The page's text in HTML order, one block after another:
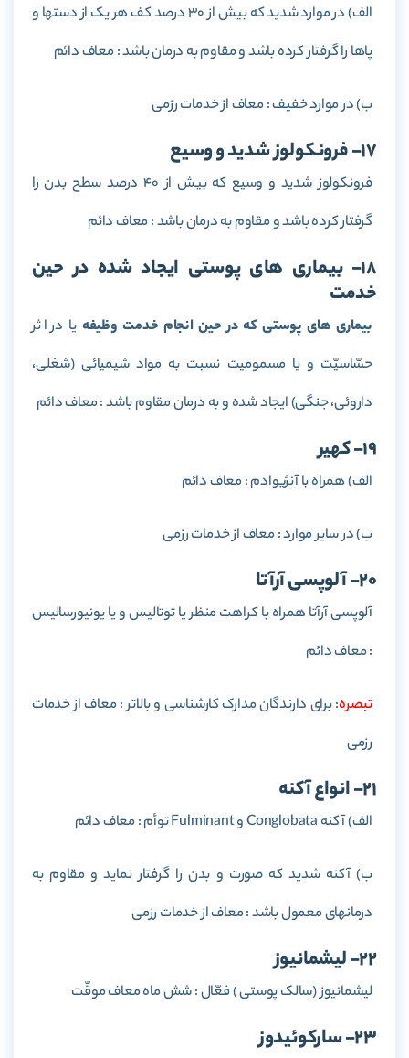
الف) در موارد شدید که بیش از 30 درصد کف هر یک از دستها و
پاها را گرفتار کرده باشد و مقاوم به درمان باشد : معاف دائم
ب) در موارد خفیف : معاف از خدمات رزمی
17- فرونکولوز شدید و وسیع
فرونکولوز شدید و وسیع که بیش از 40 درصد سطح بدن را
گرفتار کرده باشد و مقاوم به درمان باشد : معاف دائم
18- بیماری های پوستی ایجاد شده در حین
خدمت
بیماری های پوستی که در حین انجام خدمت وظیفه یا در اثر
حسّاسیّت و یا مسمومیت نسبت به مواد شیمیائی (شغلی،
داروئی، جنگی) ایجاد شده و به درمان مقاوم باشد : معاف دائم
19- کهیر
الف) همراه با آنژیوادم : معاف دائم
ب) در سایر موارد : معاف از خدمات رزمی
20- آلوپسی آرآتا
آلوپسی آرآتا همراه با کراهت منظر یا توتالیس و یا یونیورسالیس
: معاف دائم
تبصره: برای دارندگان مدارک کارشناسی و بالاتر : معاف از خدمات
رزمی
21- انواع آکنه
الف) آکنه Conglobata و Fulminant توأم : معاف دائم
ب) آکنه شدید که صورت و بدن را گرفتار نماید و مقاوم به
درمانهای معمول باشد : معاف از خدمات رزمی
22- لیشمانیوز
لیشمانیوز (سالک پوستی ) فعّال : شش ماه معاف موقّت
23- سارکوئیدوز